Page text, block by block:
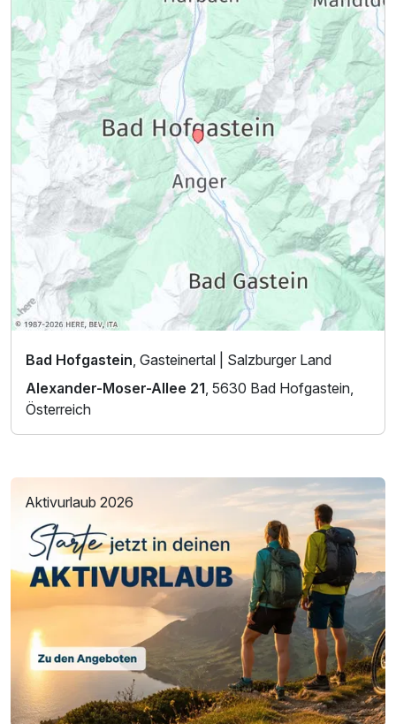
Bad Hofgastein , Gasteinertal | Salzburger Land
Alexander-Moser-Allee 21 , 5630 Bad Hofgastein,
Österreich
Aktivurlaub 2026